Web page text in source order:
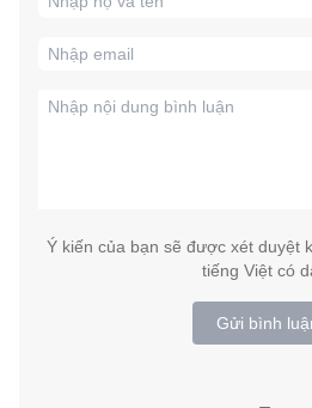
Ý kiến của bạn sẽ được xét duyệt
tiếng Việt có
Gửi bình